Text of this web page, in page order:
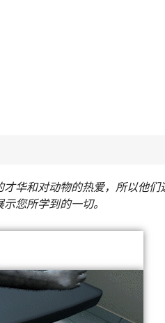
华和对动物的热爱，所以他们
您所学到的一切。